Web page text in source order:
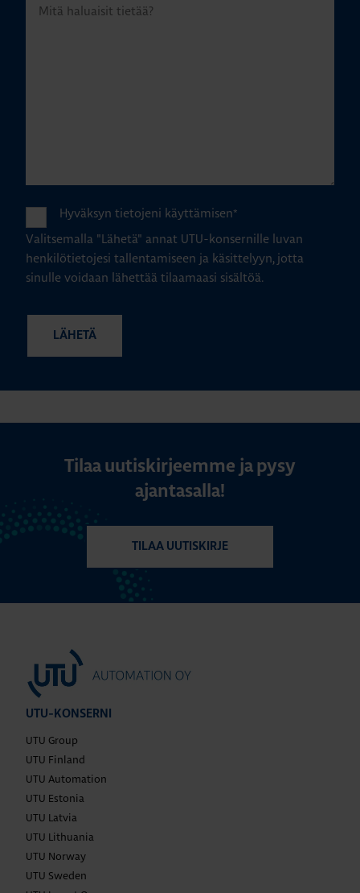
Hyväksyn tietojeni käyttämisen*
Valitsemalla "Lähetä" annat UTU-konsernille luvan
henkilötietojesi tallentamiseen ja käsittelyyn, jotta
sinulle voidaan lähettää tilaamaasi sisältöä.
Tilaa uutiskirjeemme ja pysy
ajantasalla!
TILAA UUTISKIRJE
UTU-KONSERNI
UTU Group
UTU Finland
UTU Automation
UTU Estonia
UTU Latvia
UTU Lithuania
UTU Norway
UTU Sweden